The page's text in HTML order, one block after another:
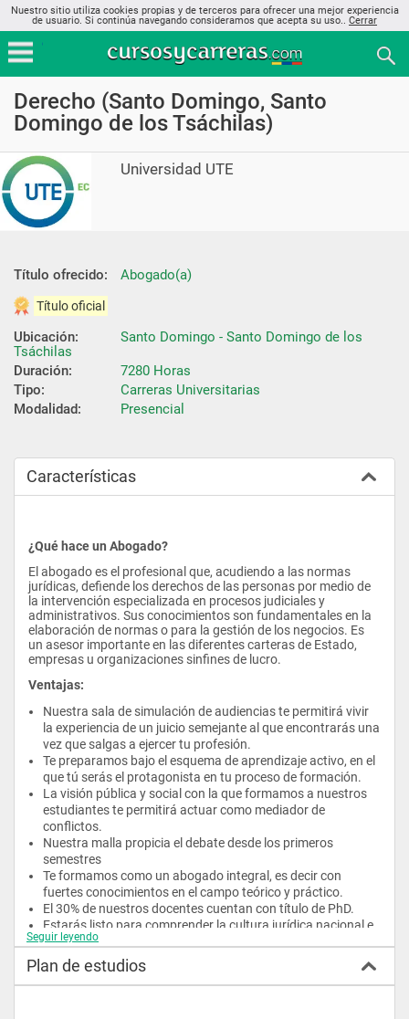
Nuestro sitio utiliza cookies propias y de terceros para ofrecer una mejor experiencia
de usuario. Si continúa navegando consideramos que acepta su uso.. Cerrar
Derecho (Santo Domingo, Santo
Domingo de los Tsáchilas)
Universidad UTE
Título ofrecido: Abogado(a)
Título oficial
Ubicación:
Santo Domingo - Santo Domingo de los
Tsáchilas
Duración:
7280 Horas
Tipo:
Carreras Universitarias
Modalidad:
Presencial
Características
¿Qué hace un Abogado?
El abogado es el profesional que, acudiendo a las normas
jurídicas, defiende los derechos de las personas por medio de
la intervención especializada en procesos judiciales y
administrativos. Sus conocimientos son fundamentales en la
elaboración de normas o para la gestión de los negocios. Es
un asesor importante en las diferentes carteras de Estado,
empresas u organizaciones sinfines de lucro.
Ventajas:
Nuestra sala de simulación de audiencias te permitirá vivir
la experiencia de un juicio semejante al que encontrarás una
vez que salgas a ejercer tu profesión.
Te preparamos bajo el esquema de aprendizaje activo, en el
que tú serás el protagonista en tu proceso de formación.
La visión pública y social con la que formamos a nuestros
estudiantes te permitirá actuar como mediador de
conflictos.
Nuestra malla propicia el debate desde los primeros
semestres
Te formamos como un abogado integral, es decir con
fuertes conocimientos en el campo teórico y práctico.
El 30% de nuestros docentes cuentan con título de PhD.
Estarás listo para comprender la cultura jurídica nacional e
internacional.
Campo Ocupacional:
Seguir leyendo
Plan de estudios